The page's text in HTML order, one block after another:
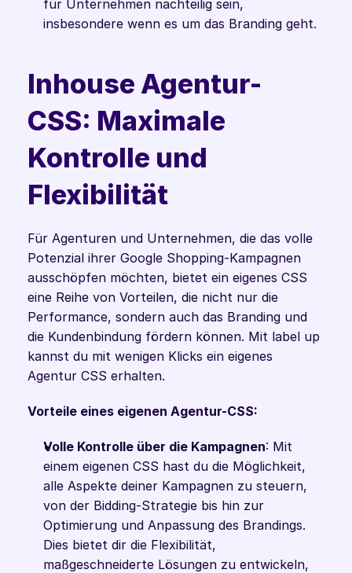
für Unternehmen nachteilig sein,
insbesondere wenn es um das Branding geht.
Inhouse Agentur-
CSS: Maximale
Kontrolle und
Flexibilität
Für Agenturen und Unternehmen, die das volle
Potenzial ihrer Google Shopping-Kampagnen
ausschöpfen möchten, bietet ein eigenes CSS
eine Reihe von Vorteilen, die nicht nur die
Performance, sondern auch das Branding und
die Kundenbindung fördern können. Mit label up
kannst du mit wenigen Klicks ein eigenes
Agentur CSS erhalten.
Vorteile eines eigenen Agentur-CSS:
Volle Kontrolle über die Kampagnen: Mit
einem eigenen CSS hast du die Möglichkeit,
alle Aspekte deiner Kampagnen zu steuern,
von der Bidding-Strategie bis hin zur
Optimierung und Anpassung des Brandings.
Dies bietet dir die Flexibilität,
maßgeschneiderte Lösungen zu entwickeln,